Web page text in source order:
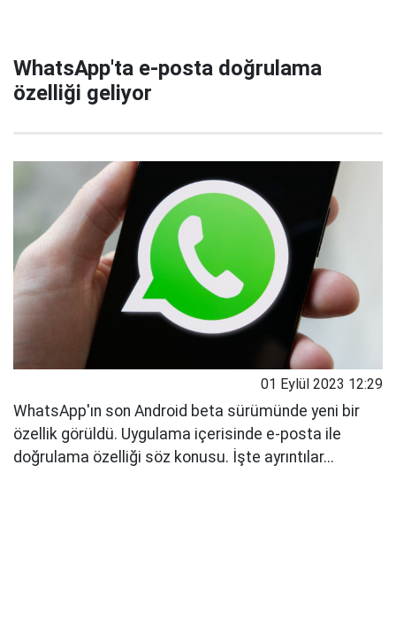
WhatsApp'ta e-posta doğrulama
özelliği geliyor
01 Eylül 2023 12:29
WhatsApp'ın son Android beta sürümünde yeni bir
özellik görüldü. Uygulama içerisinde e-posta ile
doğrulama özelliği söz konusu. İşte ayrıntılar...